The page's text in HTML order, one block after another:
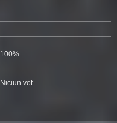
100%
Niciun vot